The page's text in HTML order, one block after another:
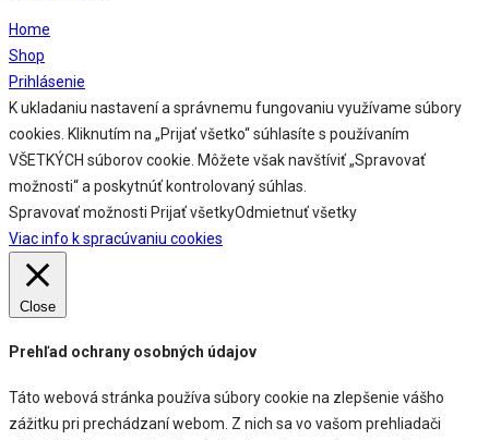
Home
Shop
Prihlásenie
K ukladaniu nastavení a správnemu fungovaniu využívame súbory
cookies. Kliknutím na „Prijať všetko“ súhlasíte s používaním
VŠETKÝCH súborov cookie. Môžete však navštíviť „Spravovať
možnosti“ a poskytnúť kontrolovaný súhlas.
Spravovať možnosti Prijať všetkyOdmietnuť všetky
Viac info k spracúvaniu cookies
Close
Prehľad ochrany osobných údajov
Táto webová stránka používa súbory cookie na zlepšenie vášho
zážitku pri prechádzaní webom. Z nich sa vo vašom prehliadači